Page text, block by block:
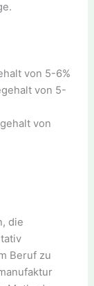
von 5-6%
von 5-
von
die
Beruf zu